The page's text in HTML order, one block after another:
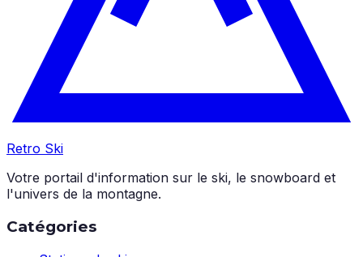
Retro Ski
Votre portail d'information sur le ski, le snowboard et
l'univers de la montagne.
Catégories